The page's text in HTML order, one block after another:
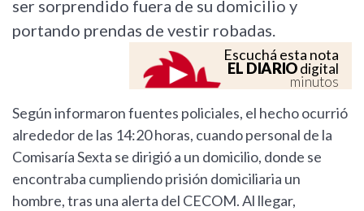
ser sorprendido fuera de su domicilio y
portando prendas de vestir robadas.
Escuchá esta nota
EL DIARIOdigital
minutos
Según informaron fuentes policiales, el hecho ocurrió
alrededor de las 14:20 horas, cuando personal de la
Comisaría Sexta se dirigió a un domicilio, donde se
encontraba cumpliendo prisión domiciliaria un
hombre, tras una alerta del CECOM. Al llegar,